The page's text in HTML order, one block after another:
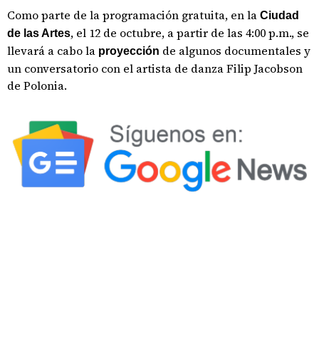
Como parte de la programación gratuita, en la Ciudad
de las Artes, el 12 de octubre, a partir de las 4:00 p.m., se
llevará a cabo la proyección de algunos documentales y
un conversatorio con el artista de danza Filip Jacobson
de Polonia.